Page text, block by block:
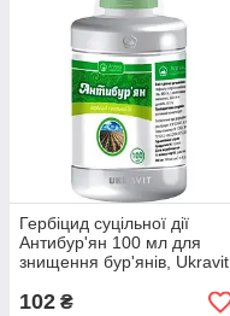
Гербіцид суцільної дії
Антибур'ян 100 мл для
знищення бур'янів, Ukravit
102 ₴